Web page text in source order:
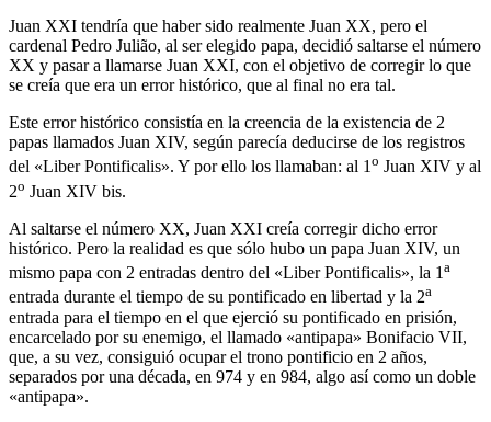
Juan XXI tendría que haber sido realmente Juan XX, pero el
cardenal Pedro Julião, al ser elegido papa, decidió saltarse el número
XX y pasar a llamarse Juan XXI, con el objetivo de corregir lo que
se creía que era un error histórico, que al final no era tal.
Este error histórico consistía en la creencia de la existencia de 2
papas llamados Juan XIV, según parecía deducirse de los registros
del «Liber Pontificalis». Y por ello los llamaban: al 1o Juan XIV y al
2o Juan XIV bis.
Al saltarse el número XX, Juan XXI creía corregir dicho error
histórico. Pero la realidad es que sólo hubo un papa Juan XIV, un
mismo papa con 2 entradas dentro del «Liber Pontificalis», la 1 a
entrada durante el tiempo de su pontificado en libertad y la 2a
entrada para el tiempo en el que ejerció su pontificado en prisión,
encarcelado por su enemigo, el llamado «antipapa» Bonifacio VII,
que, a su vez, consiguió ocupar el trono pontificio en 2 años,
separados por una década, en 974 y en 984, algo así como un doble
«antipapa».